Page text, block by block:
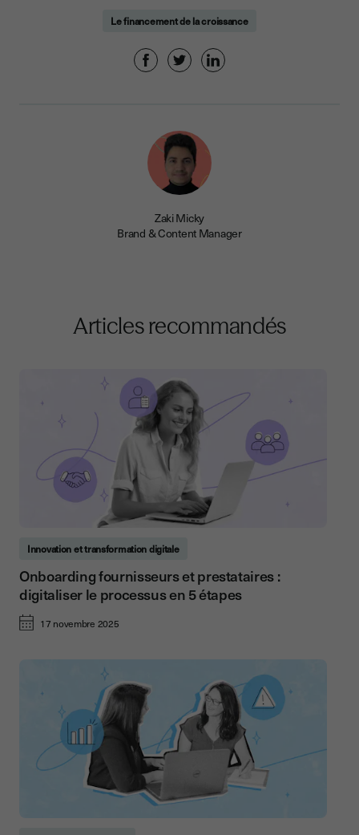
Le financement de la croissance
Zaki Micky
Brand & Content Manager
Articles recommandés
Innovation et transformation digitale
Onboarding fournisseurs et prestataires :
digitaliser le processus en 5 étapes
17 novembre 2025